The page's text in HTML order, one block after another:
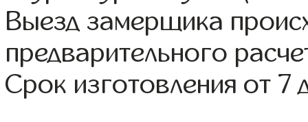
Выезд замерщика
предварительного
Срок изготовления от 7